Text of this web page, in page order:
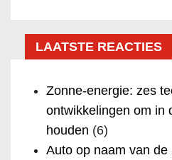
LAATSTE REACTIES
Zonne-energie: zes
ontwikkelingen om in
houden (6)
Auto op naam van de